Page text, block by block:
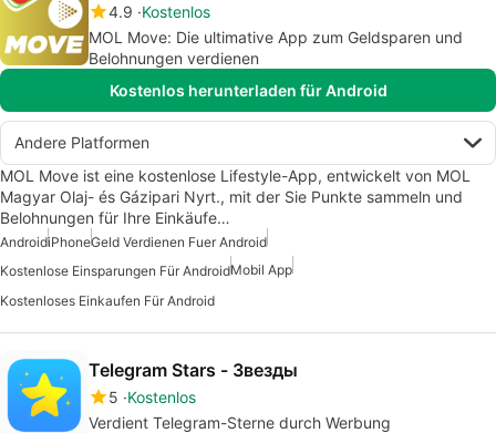
4.9 Kostenlos
MOL Move: Die ultimative App zum Geldsparen und
Belohnungen verdienen
Kostenlos herunterladen für Android
Andere Platformen
MOL Move ist eine kostenlose Lifestyle-App, entwickelt von MOL
Magyar Olaj- és Gázipari Nyrt., mit der Sie Punkte sammeln und
Belohnungen für Ihre Einkäufe…
AndroidiPhoneGeld Verdienen Fuer Android
Kostenlose Einsparungen Für AndroidMobil App
Kostenloses Einkaufen Für Android
Telegram Stars - Звезды
5 Kostenlos
Verdient Telegram-Sterne durch Werbung